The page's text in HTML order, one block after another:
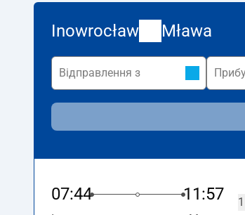
Inowrocław Mława
07:44 11:57